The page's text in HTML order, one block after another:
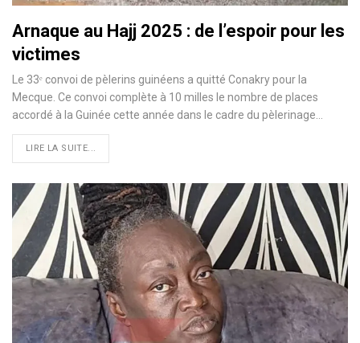
Arnaque au Hajj 2025 : de l’espoir pour les
victimes
Le 33ᵉ convoi de pèlerins guinéens a quitté Conakry pour la
Mecque. Ce convoi complète à 10 milles le nombre de places
accordé à la Guinée cette année dans le cadre du pèlerinage…
LIRE LA SUITE...